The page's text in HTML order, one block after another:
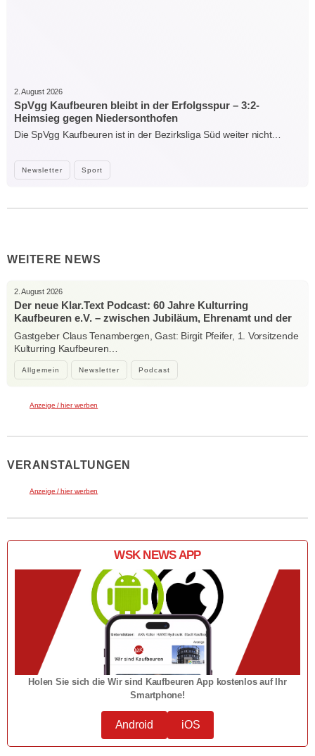
Newsletter Sport
2. August 2026
SpVgg Kaufbeuren bleibt in der Erfolgsspur – 3:2-
Heimsieg gegen Niedersonthofen
Die SpVgg Kaufbeuren ist in der Bezirksliga Süd weiter nicht…
WEITERE NEWS
Allgemein Newsletter Podcast
2. August 2026
Der neue Klar.Text Podcast: 60 Jahre Kulturring
Kaufbeuren e.V. – zwischen Jubiläum, Ehrenamt und der
Kraft der Kultur
Gastgeber Claus Tenambergen, Gast: Birgit Pfeifer, 1. Vorsitzende
Kulturring Kaufbeuren…
Anzeige / hier werben
VERANSTALTUNGEN
Anzeige / hier werben
WSK NEWS APP
Holen Sie sich die Wir sind Kaufbeuren App kostenlos auf Ihr
Smartphone!
Android iOS